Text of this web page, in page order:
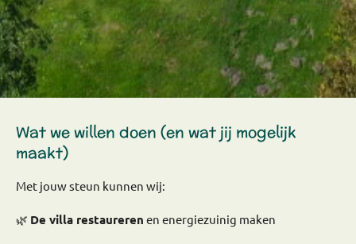
Wat we willen doen (en wat jij mogelijk
maakt)
Met jouw steun kunnen wij:
🌿 De villa restaureren en energiezuinig maken